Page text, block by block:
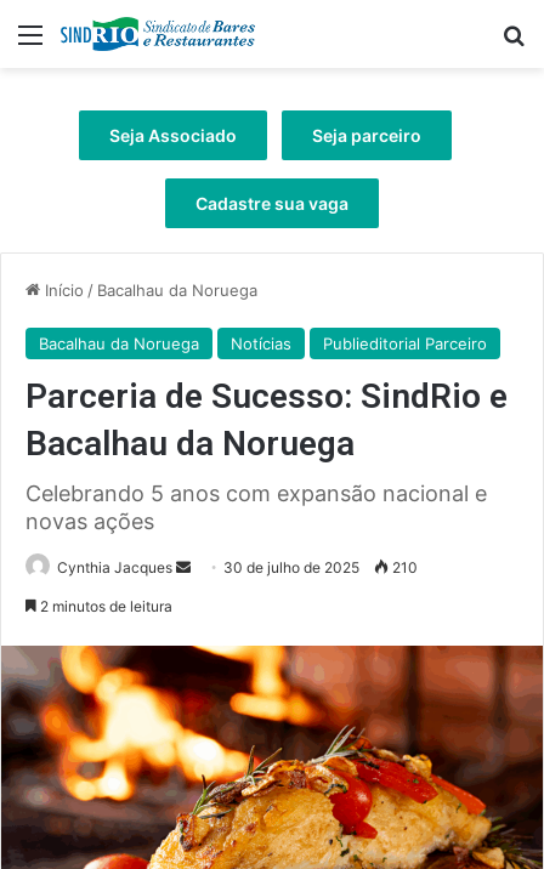
Menu
Seja Associado Seja parceiro
Cadastre sua vaga
Início / Bacalhau da Noruega
Bacalhau da Noruega Notícias Publieditorial Parceiro
Parceria de Sucesso: SindRio e
Bacalhau da Noruega
Celebrando 5 anos com expansão nacional e
novas ações
Cynthia Jacques
Mande
mail
30 de julho de 2025 210
2 minutos de leitura